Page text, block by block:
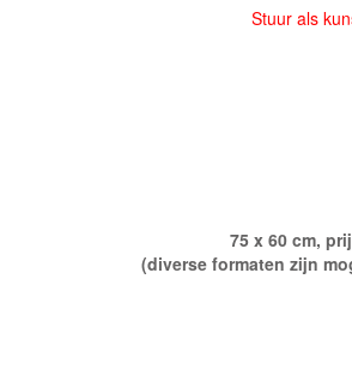
Stuur als
75 x 60 cm,
(diverse formaten zijn